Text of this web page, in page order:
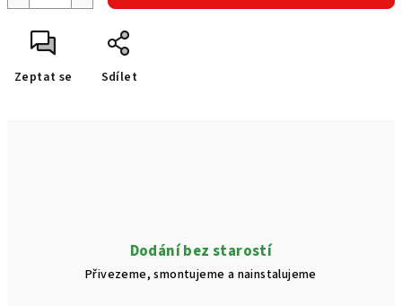
Zeptat se Sdílet
Dodání bez starostí
Přivezeme, smontujeme a nainstalujeme